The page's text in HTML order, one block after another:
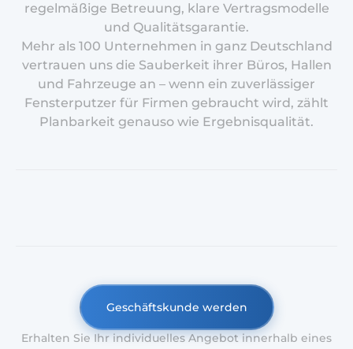
regelmäßige Betreuung, klare Vertragsmodelle
und Qualitätsgarantie.
Mehr als 100 Unternehmen in ganz Deutschland
vertrauen uns die Sauberkeit ihrer Büros, Hallen
und Fahrzeuge an – wenn ein zuverlässiger
Fensterputzer für Firmen gebraucht wird, zählt
Planbarkeit genauso wie Ergebnisqualität.
Geschäftskunde werden
Erhalten Sie Ihr individuelles Angebot innerhalb eines